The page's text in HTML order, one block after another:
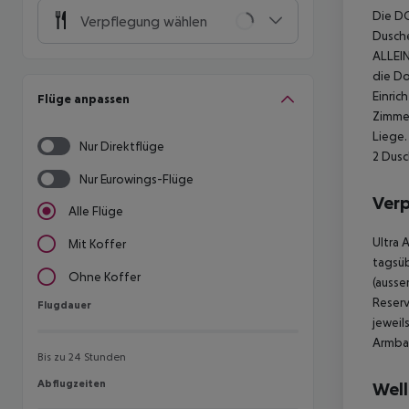
Verpflegung wählen
Flüge anpassen
Nur Direktflüge
Nur Eurowings-Flüge
Alle Flüge
Mit Koffer
Ohne Koffer
Flugdauer
Flugdauer
Bis zu 24 Stunden
Abflugzeiten
Abflugzeiten
Die
die
2
Ultra